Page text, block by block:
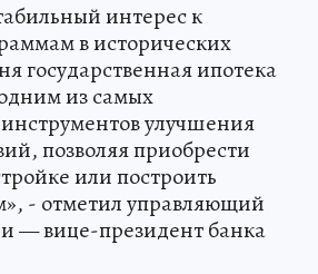
интерес к
в исторических
государственная ипотека
из самых
улучшения
позволяя приобрести
или построить
- отметил управляющий
— вице-президент банка